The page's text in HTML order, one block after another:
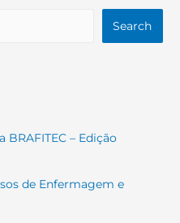
Search
BRAFITEC – Edição
de Enfermagem e